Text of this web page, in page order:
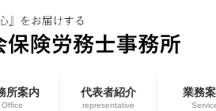
所案内
Office
代表者紹介
representative
業務